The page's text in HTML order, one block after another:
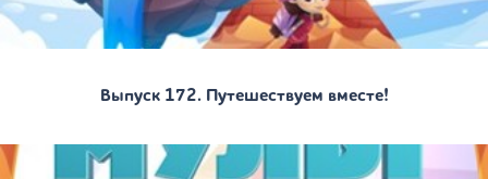
Выпуск 172. Путешествуем вместе!